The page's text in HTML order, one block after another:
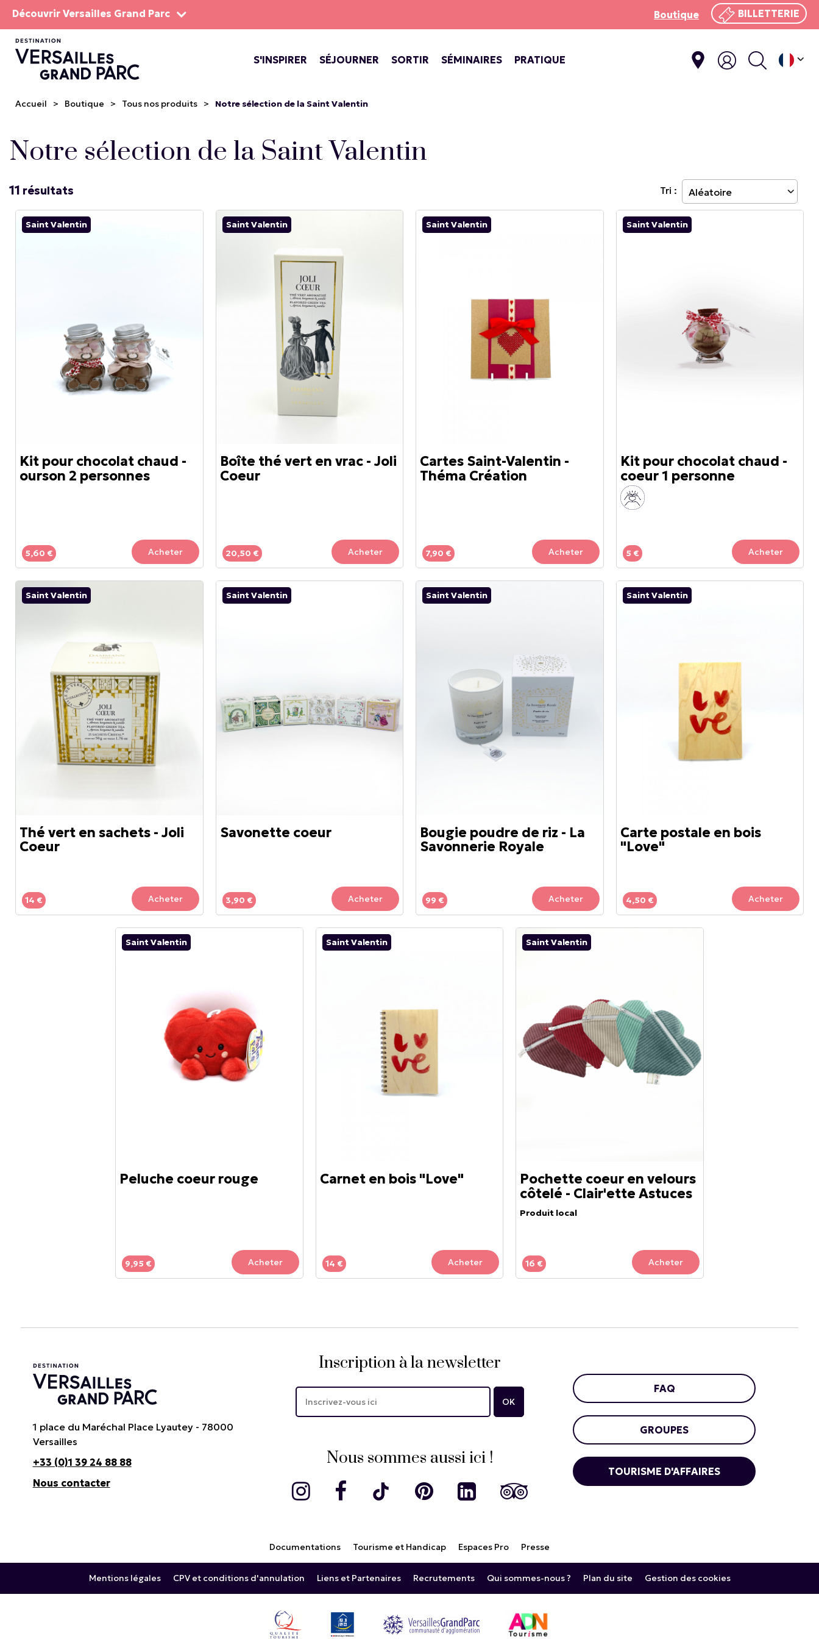
Découvrir Versailles Grand Parc Boutique BILLETTERIE
S'INSPIRER SÉJOURNER SORTIR SÉMINAIRES PRATIQUE
Accueil > Boutique > Tous nos produits > Notre sélection de la Saint Valentin
Notre sélection de la Saint Valentin
11 résultats Tri :
Saint Valentin
Kit pour chocolat chaud -
ourson 2 personnes
5,60 € Acheter
Saint Valentin
Boîte thé vert en vrac - Joli
Coeur
20,50 € Acheter
Saint Valentin
Cartes Saint-Valentin -
Théma Création
7,90 € Acheter
Saint Valentin
Kit pour chocolat chaud -
coeur 1 personne
5 € Acheter
Saint Valentin
Thé vert en sachets - Joli
Coeur
14 € Acheter
Saint Valentin
Savonette coeur
3,90 € Acheter
Saint Valentin
Bougie poudre de riz - La
Savonnerie Royale
99 € Acheter
Saint Valentin
Carte postale en bois
"Love"
4,50 € Acheter
Saint Valentin
Peluche coeur rouge
9,95 € Acheter
Saint Valentin
Carnet en bois "Love"
14 € Acheter
Saint Valentin
Pochette coeur en velours
côtelé - Clair'ette Astuces
Produit local
16 € Acheter
1 place du Maréchal Place Lyautey - 78000
Versailles
+33 (0)1 39 24 88 88
Nous contacter
Inscription à la newsletter
Nous sommes aussi ici !
FAQ
GROUPES
TOURISME D'AFFAIRES
Documentations Tourisme et Handicap Espaces Pro Presse
Mentions légales CPV et conditions d'annulation Liens et Partenaires Recrutements Qui sommes-nous ? Plan du site Gestion des cookies